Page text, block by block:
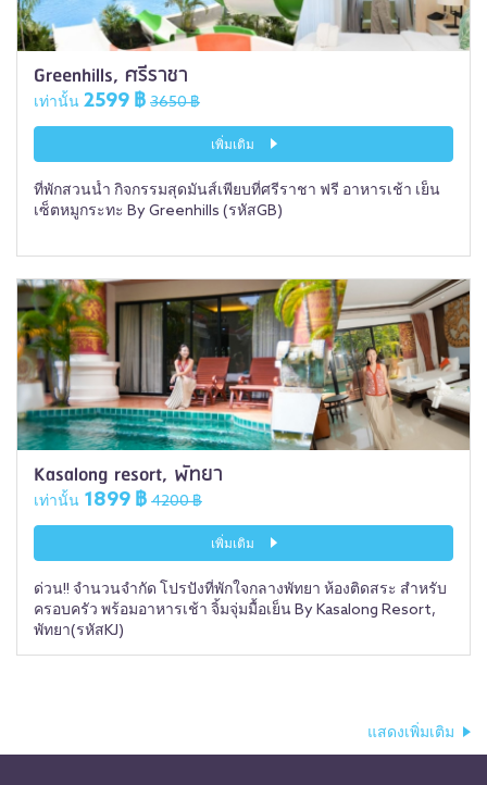
Greenhills, ศรีราชา
เท่านั้น 2599 ฿ 3650 ฿
เพิ่มเติม
ที่พักสวนน้ำ กิจกรรมสุดมันส์เพียบที่ศรีราชา ฟรี อาหารเช้า เย็น
เซ็ตหมูกระทะ By Greenhills (รหัสGB)
Kasalong resort, พัทยา
เท่านั้น 1899 ฿ 4200 ฿
เพิ่มเติม
ด่วน!! จำนวนจำกัด โปรปังที่พักใจกลางพัทยา ห้องติดสระ สำหรับ
ครอบครัว พร้อมอาหารเช้า จิ้มจุ่มมื้อเย็น By Kasalong Resort,
พัทยา(รหัสKJ)
แสดงเพิ่มเติม